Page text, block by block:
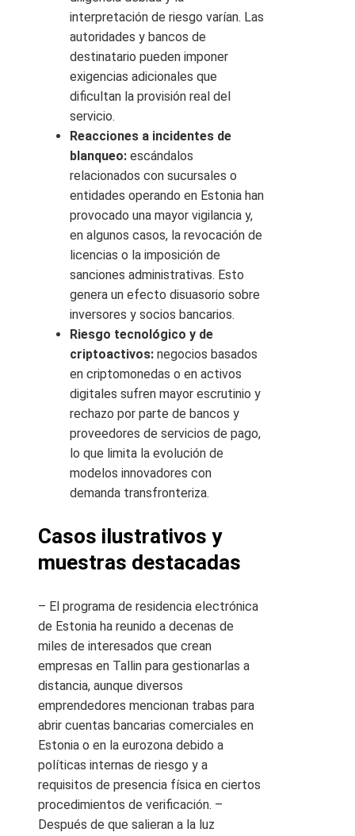
interpretación de riesgo varían. Las
autoridades y bancos de
destinatario pueden imponer
exigencias adicionales que
dificultan la provisión real del
servicio.
Reacciones a incidentes de
blanqueo: escándalos
relacionados con sucursales o
entidades operando en Estonia han
provocado una mayor vigilancia y,
en algunos casos, la revocación de
licencias o la imposición de
sanciones administrativas. Esto
genera un efecto disuasorio sobre
inversores y socios bancarios.
Riesgo tecnológico y de
criptoactivos: negocios basados
en criptomonedas o en activos
digitales sufren mayor escrutinio y
rechazo por parte de bancos y
proveedores de servicios de pago,
lo que limita la evolución de
modelos innovadores con
demanda transfronteriza.
Casos ilustrativos y
muestras destacadas
– El programa de residencia electrónica
de Estonia ha reunido a decenas de
miles de interesados que crean
empresas en Tallin para gestionarlas a
distancia, aunque diversos
emprendedores mencionan trabas para
abrir cuentas bancarias comerciales en
Estonia o en la eurozona debido a
políticas internas de riesgo y a
requisitos de presencia física en ciertos
procedimientos de verificación. –
Después de que salieran a la luz